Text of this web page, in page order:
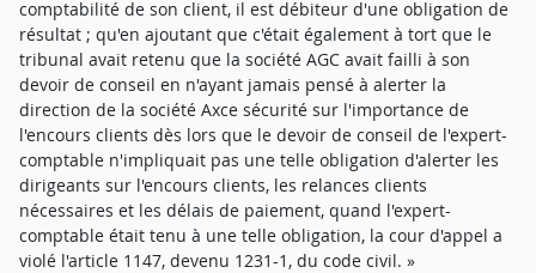
comptabilité de son client, il est débiteur d'une obligation de
résultat ; qu'en ajoutant que c'était également à tort que le
tribunal avait retenu que la société AGC avait failli à son
devoir de conseil en n'ayant jamais pensé à alerter la
direction de la société Axce sécurité sur l'importance de
l'encours clients dès lors que le devoir de conseil de l'expert-
comptable n'impliquait pas une telle obligation d'alerter les
dirigeants sur l'encours clients, les relances clients
nécessaires et les délais de paiement, quand l'expert-
comptable était tenu à une telle obligation, la cour d'appel a
violé l'article 1147, devenu 1231-1, du code civil. »